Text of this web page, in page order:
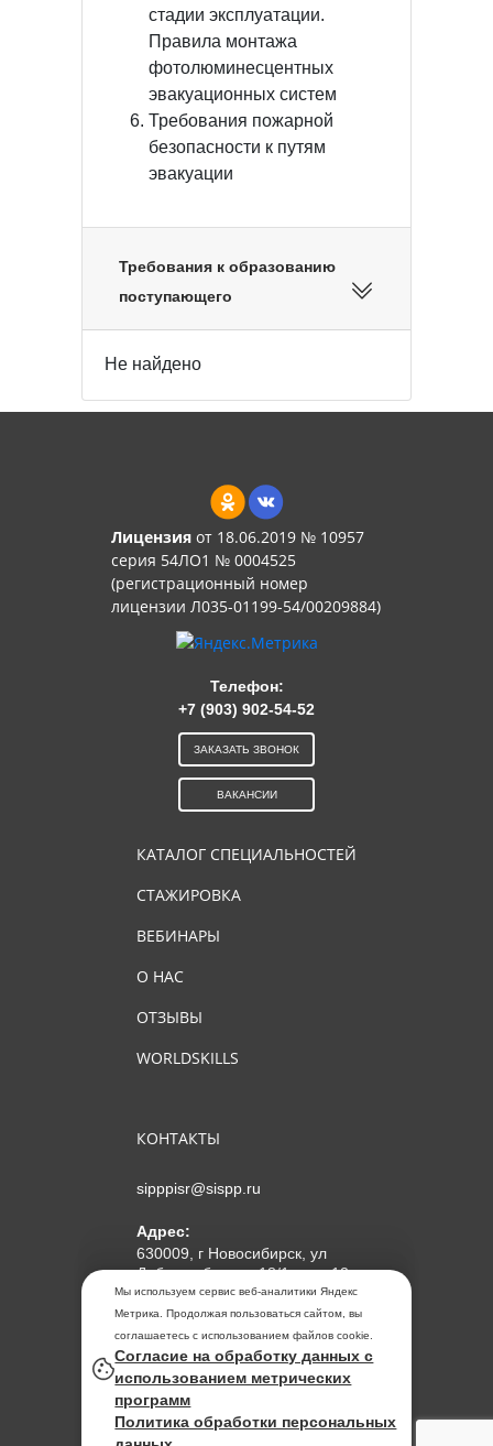
стадии эксплуатации.
Правила монтажа
фотолюминесцентных
эвакуационных систем
Требования пожарной
безопасности к путям
эвакуации
Требования к образованию
поступающего
Не найдено
Мы используем сервис веб-аналитики Яндекс
Метрика. Продолжая пользоваться сайтом, вы
соглашаетесь с использованием файлов cookie.
Согласие на обработку данных с
использованием метрических
программ
Политика обработки персональных
Лицензияот 18.06.2019 № 10957
серия 54ЛО1 № 0004525
(регистрационный номер
лицензии Л035-01199-54/00209884)
КАТАЛОГ СПЕЦИАЛЬНОСТЕЙ
СТАЖИРОВКА
ВЕБИНАРЫ
О НАС
ОТЗЫВЫ
WORLDSKILLS
КОНТАКТЫ
sipppisr@sispp.ru
Адрес:
630009, г Новосибирск, ул
Добролюбова, д 18/1, пом 12
АНО ДПО "МИПКП"
ИНН5405963859
ОГРН 1155476104354
Политика обработки
персональных данных
Телефон:
+7 (903) 902-54-52
ЗАКАЗАТЬ ЗВОНОК
ВАКАНСИИ